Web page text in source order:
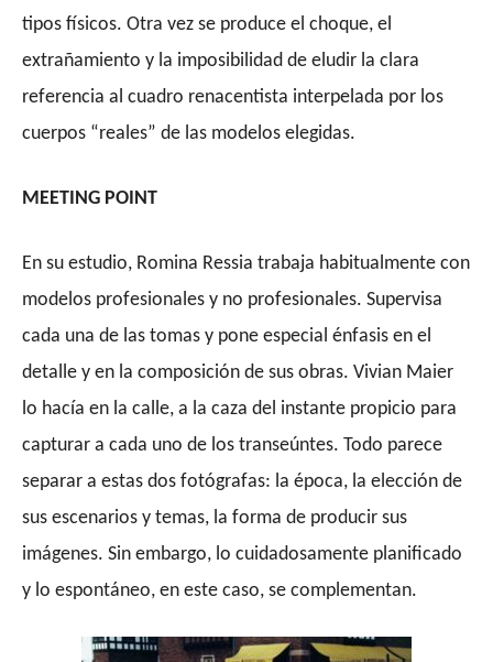
tipos físicos. Otra vez se produce el choque, el
extrañamiento y la imposibilidad de eludir la clara
referencia al cuadro renacentista interpelada por los
cuerpos “reales” de las modelos elegidas.
MEETING POINT
En su estudio, Romina Ressia trabaja habitualmente con
modelos profesionales y no profesionales. Supervisa
cada una de las tomas y pone especial énfasis en el
detalle y en la composición de sus obras. Vivian Maier
lo hacía en la calle, a la caza del instante propicio para
capturar a cada uno de los transeúntes. Todo parece
separar a estas dos fotógrafas: la época, la elección de
sus escenarios y temas, la forma de producir sus
imágenes. Sin embargo, lo cuidadosamente planificado
y lo espontáneo, en este caso, se complementan.